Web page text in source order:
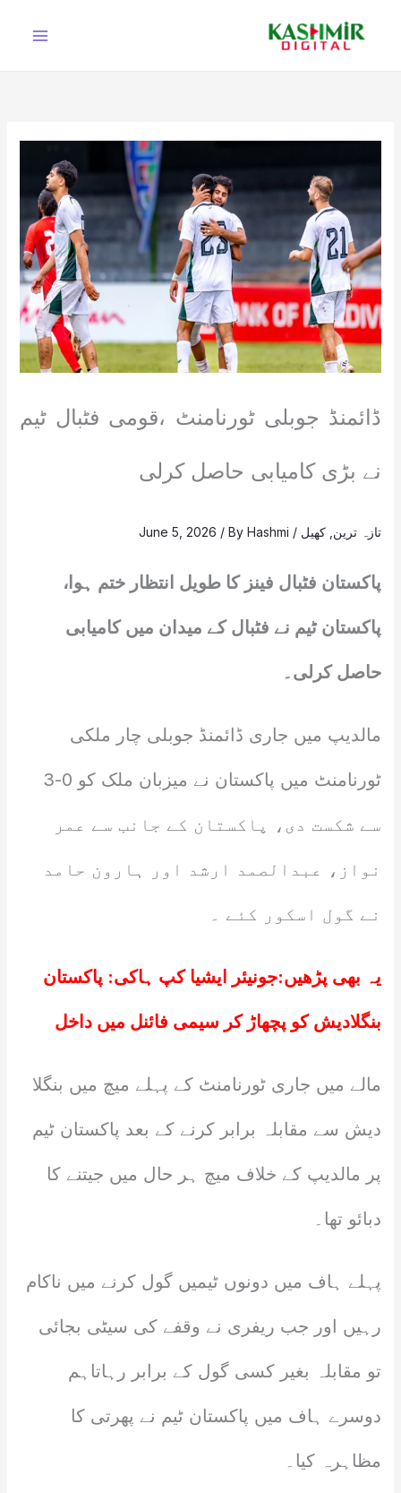
ڈائمنڈ جوبلی ٹورنامنٹ ،قومی فٹبال ٹیم
نے بڑی کامیابی حاصل کرلی
تازہ ترین کھیل /
June 5, 2026 / ByHashmi
پاکستان فٹبال فینز کا طویل انتظار ختم ہوا،
پاکستان ٹیم نے فٹبال کے میدان میں کامیابی
حاصل کرلی۔
مالدیپ میں جاری ڈائمنڈ جوبلی چار ملکی
ٹورنامنٹ میں پاکستان نے میزبان ملک کو 0-3
سے شکست دی، پاکستان کے جانب سے عمر
نواز، عبدالصمد ارشد اور ہارون حامد
نے گول اسکور کئے ۔
یہ بھی پڑھیں:جونیئر ایشیا کپ ہاکی: پاکستان
بنگلادیش کو پچھاڑ کر سیمی فائنل میں داخل
مالے میں جاری ٹورنامنٹ کے پہلے میچ میں بنگلا
دیش سے مقابلہ برابر کرنے کے بعد پاکستان ٹیم
پر مالدیپ کے خلاف میچ ہر حال میں جیتنے کا
دبائو تھا۔
پہلے ہاف میں دونوں ٹیمیں گول کرنے میں ناکام
رہیں اور جب ریفری نے وقفے کی سیٹی بجائی
تو مقابلہ بغیر کسی گول کے برابر رہاتاہم
دوسرے ہاف میں پاکستان ٹیم نے پھرتی کا
مظاہرہ کیا۔